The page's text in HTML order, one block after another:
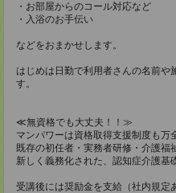
・お部屋からのコール対応など
・入浴のお手伝い
などをおまかせします。
はじめは日勤で利用者さんの名前や
す。
≪無資格でも大丈夫！！≫
マンパワーは資格取得支援制度も万
既存の初任者・実務者研修・介護福
新しく義務化された、認知症介護基
受講後には奨励金を支給（社内規定